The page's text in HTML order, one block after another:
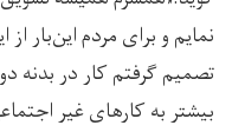
نمایم و برای مردم این‌بار
تصمیم گرفتم کار در بدنه
بیشتر به کار‌های غیر